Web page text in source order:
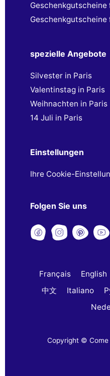
spezielle Angebote
Silvester in Paris
Valentinstag in Paris
Weihnachten in Paris
14 Juli in Paris
Einstellungen
Ihre Cookie-
Folgen Sie uns
Français English
中文
Italiano
Copyright ©